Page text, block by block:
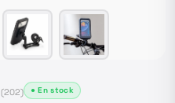
(202) ● En stock